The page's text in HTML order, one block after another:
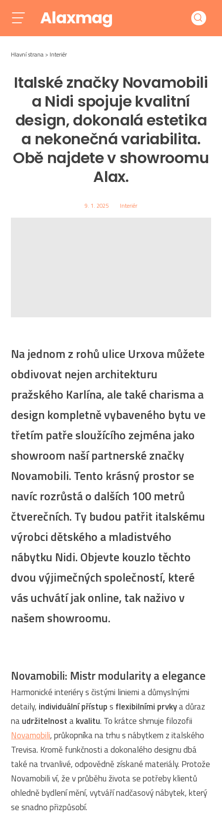
Alaxmag
Hlavní strana Interiér
Italské značky Novamobili
a Nidi spojuje kvalitní
design, dokonalá estetika
a nekonečná variabilita.
Obě najdete v showroomu
Alax.
9. 1. 2025 Interiér
Na jednom z rohů ulice Urxova můžete
obdivovat nejen architekturu
pražského Karlína, ale také charisma a
design kompletně vybaveného bytu ve
třetím patře sloužícího zejména jako
showroom naší partnerské značky
Novamobili. Tento krásný prostor se
navíc rozrůstá o dalších 100 metrů
čtverečních. Ty budou patřit italskému
výrobci dětského a mladistvého
nábytku Nidi. Objevte kouzlo těchto
dvou výjimečných společností, které
vás uchvátí jak online, tak naživo v
našem showroomu.
Novamobili: Mistr modularity a elegance
Harmonické interiéry s čistými liniemi a důmyslnými
detaily, individuální přístups flexibilními prvkya důraz
naudržitelnostakvalitu. To krátce shrnuje filozofii
Novamobili, průkopníka na trhu s nábytkem z italského
Trevisa. Kromě funkčnosti a dokonalého designu dbá
také na trvanlivé, odpovědně získané materiály. Protože
Novamobili ví, že v průběhu života se potřeby klientů
ohledně bydlení mění, vytváří nadčasový nábytek, který
se snadno přizpůsobí.